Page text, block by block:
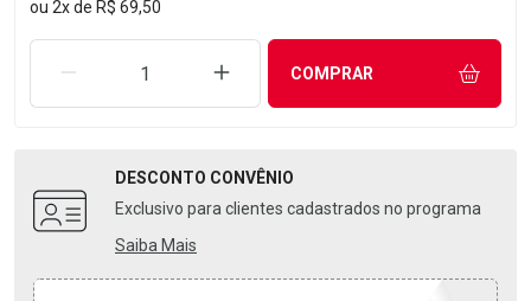
ou 2xde R$ 69,50
REMOVER UMA UNIDADEAUMENTAR UMA UNIDADE
COMPRAR
DESCONTO CONVÊNIO
Exclusivo para clientes cadastrados no programa
Saiba Mais